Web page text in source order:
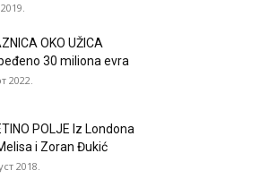
OKO UŽICA
30 miliona evra
2022.
POLJE Iz Londona
i Zoran Đukić
2018.